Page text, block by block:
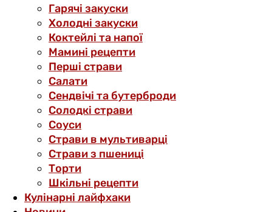
Гарячі закуски
Холодні закуски
Коктейлі та напої
Мамині рецепти
Перші страви
Салати
Сендвічі та бутерброди
Солодкі страви
Соуси
Страви в мультиварці
Страви з пшениці
Торти
Шкільні рецепти
Кулінарні лайфхаки